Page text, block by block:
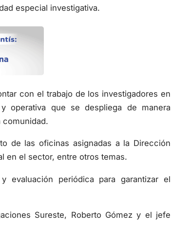
especial investigativa.
con el trabajo de los investigadores en
operativa que se despliega de manera
comunidad.
de las oficinas asignadas a la Dirección
en el sector, entre otros temas.
evaluación periódica para garantizar el
Sureste, Roberto Gómez y el jefe